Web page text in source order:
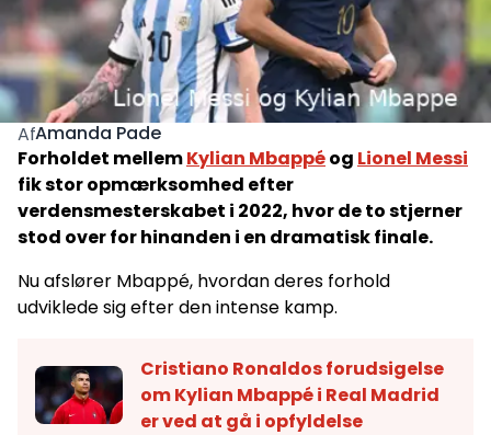
AfAmanda Pade
Forholdet mellemKylian Mbappéog Lionel Messi
fik stor opmærksomhed efter
verdensmesterskabet i 2022, hvor de to stjerner
stod over for hinanden i en dramatisk finale.
Nu afslører Mbappé, hvordan deres forhold
udviklede sig efter den intense kamp.
Cristiano Ronaldos forudsigelse
om Kylian Mbappé i Real Madrid
er ved at gå i opfyldelse